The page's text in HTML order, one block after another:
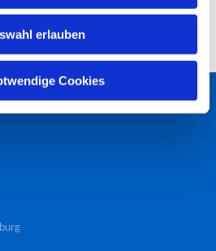
erlauben
Cookies